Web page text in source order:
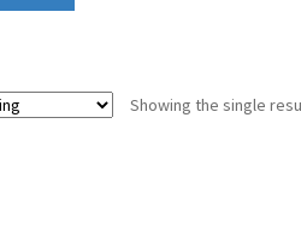
Showing the single